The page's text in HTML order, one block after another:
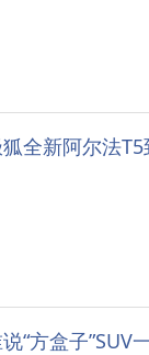
全新阿尔法T5
“方盒子”SUV